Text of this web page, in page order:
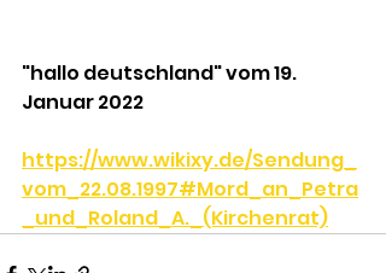
"hallo deutschland" vom 19.
Januar 2022
https://www.wikixy.de/Sendung_
vom_22.08.1997#Mord_an_Petra
_und_Roland_A._(Kirchenrat)